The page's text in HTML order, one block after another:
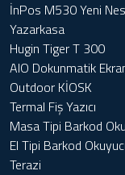
İnPos M530 Yeni
Yazarkasa
Hugin Tiger T 300
AIO Dokunmatik
Outdoor KİOSK
Termal Fiş Yazıcı
Masa Tipi Barkod
El Tipi Barkod
Terazi